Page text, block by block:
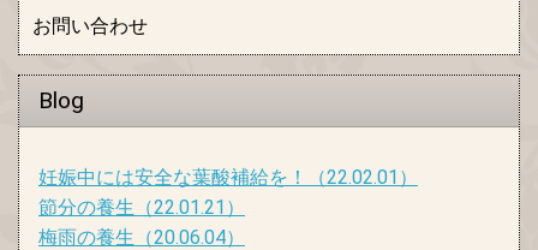
お問い合わせ
Blog
妊娠中には安全な葉酸補給を！
（22.02.01）
節分の養生 （22.01.21）
梅雨の養生 （20.06.04）